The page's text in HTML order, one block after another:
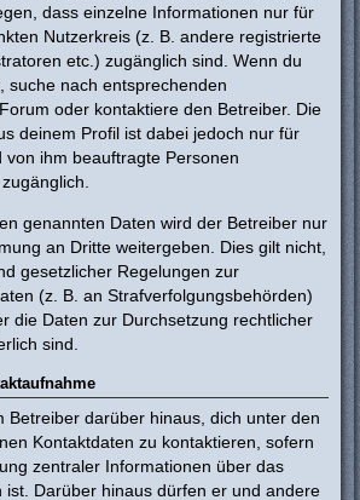
dass einzelne Informationen nur für
Nutzerkreis (z. B. andere registrierte
etc.) zugänglich sind. Wenn du
suche nach entsprechenden
oder kontaktiere den Betreiber. Die
deinem Profil ist dabei jedoch nur für
von ihm beauftragte Personen
genannten Daten wird der Betreiber nur
an Dritte weitergeben. Dies gilt nicht,
gesetzlicher Regelungen zur
(z. B. an Strafverfolgungsbehörden)
die Daten zur Durchsetzung rechtlicher
sind.
Betreiber darüber hinaus, dich unter den
Kontaktdaten zu kontaktieren, sofern
zentraler Informationen über das
ist. Darüber hinaus dürfen er und andere